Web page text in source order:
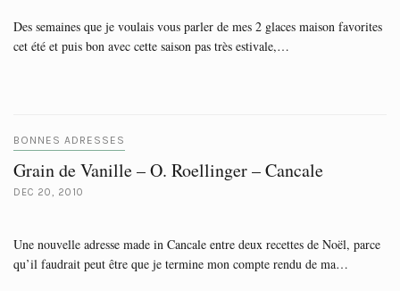
Des semaines que je voulais vous parler de mes 2 glaces maison favorites
cet été et puis bon avec cette saison pas très estivale,…
BONNES ADRESSES
Grain de Vanille – O. Roellinger – Cancale
DEC 20, 2010
Une nouvelle adresse made in Cancale entre deux recettes de Noël, parce
qu’il faudrait peut être que je termine mon compte rendu de ma…